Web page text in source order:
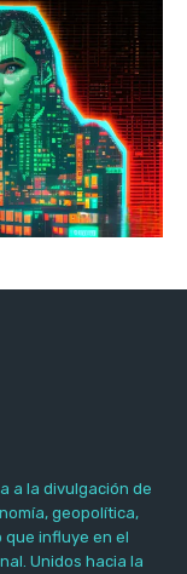
a la divulgación de
geopolítica,
influye en el
Unidos hacia la